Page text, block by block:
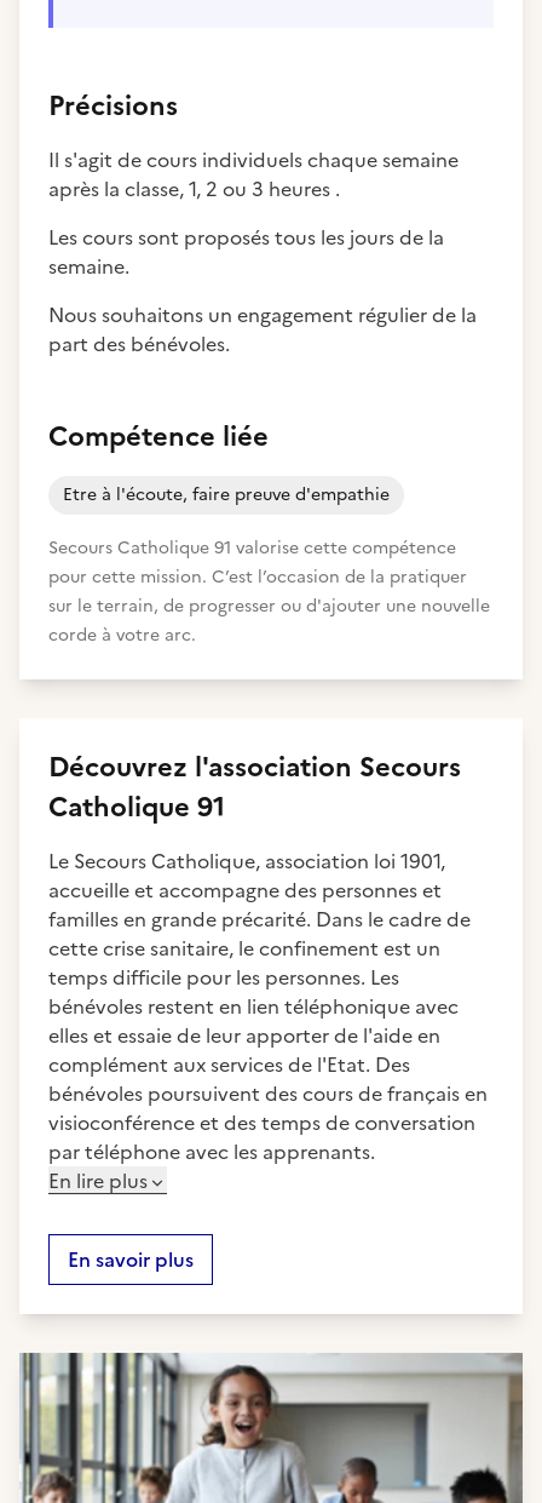
Précisions
Il s'agit de cours individuels chaque semaine
après la classe, 1, 2 ou 3 heures .
Les cours sont proposés tous les jours de la
semaine.
Nous souhaitons un engagement régulier de la
part des bénévoles.
Compétence liée
Etre à l'écoute, faire preuve d'empathie
Secours Catholique 91 valorise cette compétence
pour cette mission. C’est l’occasion de la pratiquer
sur le terrain, de progresser ou d'ajouter une nouvelle
corde à votre arc.
Découvrez l'association Secours
Catholique 91
Le Secours Catholique, association loi 1901,
accueille et accompagne des personnes et
familles en grande précarité. Dans le cadre de
cette crise sanitaire, le confinement est un
temps difficile pour les personnes. Les
bénévoles restent en lien téléphonique avec
elles et essaie de leur apporter de l'aide en
complément aux services de l'Etat. Des
bénévoles poursuivent des cours de français en
visioconférence et des temps de conversation
par téléphone avec les apprenants.
En lire plus
En savoir plus